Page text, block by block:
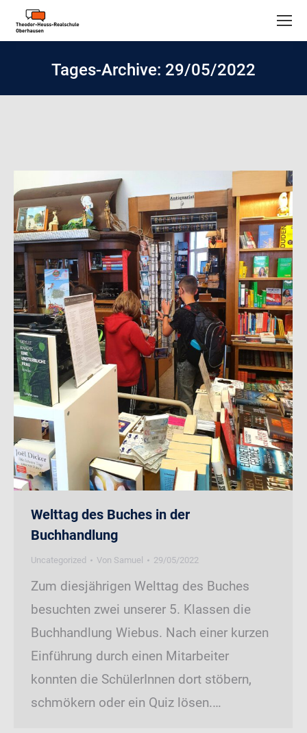
Tages-Archive: 29/05/2022
Welttag des Buches in der
Buchhandlung
Uncategorized Von Samuel 29/05/2022
Zum diesjährigen Welttag des Buches
besuchten zwei unserer 5. Klassen die
Buchhandlung Wiebus. Nach einer kurzen
Einführung durch einen Mitarbeiter
konnten die SchülerInnen dort stöbern,
schmökern oder ein Quiz lösen.…